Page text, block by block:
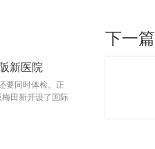
新医院
要同时体检。正
田新开设了国际
下一篇